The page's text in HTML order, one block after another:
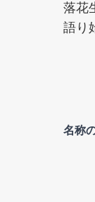
落花
語り
名称